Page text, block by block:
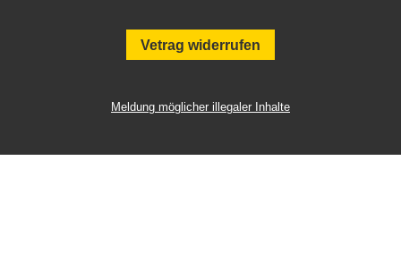
Vetrag widerrufen
Meldung möglicher illegaler Inhalte